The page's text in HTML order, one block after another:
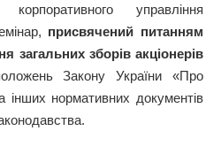
управління
присвячений питанням
загальних зборів акціонерів
Закону України «Про
інших нормативних документів